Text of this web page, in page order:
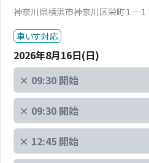
神奈川県横浜市神奈川区栄町１－１
車いす対応
2026年8月16日(日)
× 09:30 開始
× 09:30 開始
× 12:45 開始